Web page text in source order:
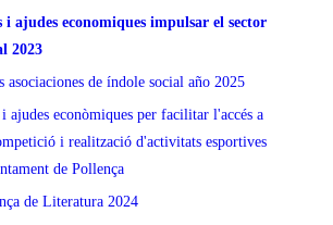
i ajudes economiques impulsar el sector
2023
asociaciones de índole social año 2025
ajudes econòmiques per facilitar l'accés a
i realització d'activitats esportives
de Pollença
de Literatura 2024